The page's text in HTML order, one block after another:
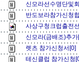
신모라선수명단및
반도보라참가신청
사상구청크럽출전
신모라(금배조)추
렛츠 참가신청서[0]
테신클럽 참가신